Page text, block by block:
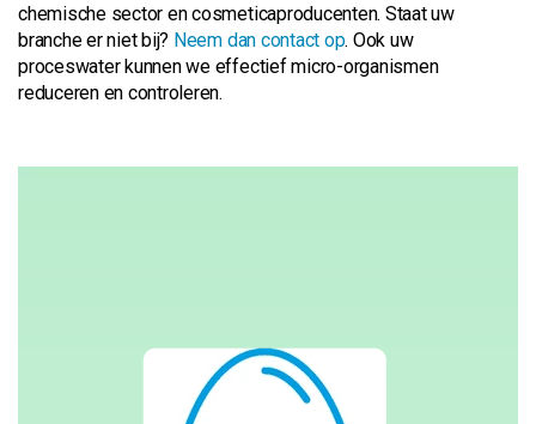
chemische sector en cosmeticaproducenten. Staat uw
branche er niet bij? Neem dan contact op. Ook uw
proceswater kunnen we effectief micro-organismen
reduceren en controleren.